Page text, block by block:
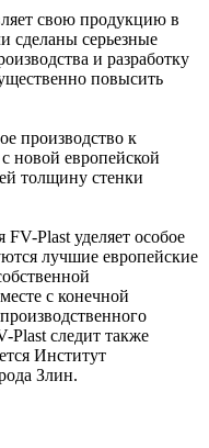
свою продукцию в
сделаны серьезные
и разработку
повысить
производство к
новой европейской
толщину стенки
Plast уделяет особое
лучшие европейские
с конечной
Plast следит также
Институт
Злин.